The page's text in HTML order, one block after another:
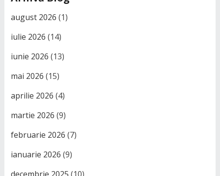
august 2026 (1)
iulie 2026 (14)
iunie 2026 (13)
mai 2026 (15)
aprilie 2026 (4)
martie 2026 (9)
februarie 2026 (7)
ianuarie 2026 (9)